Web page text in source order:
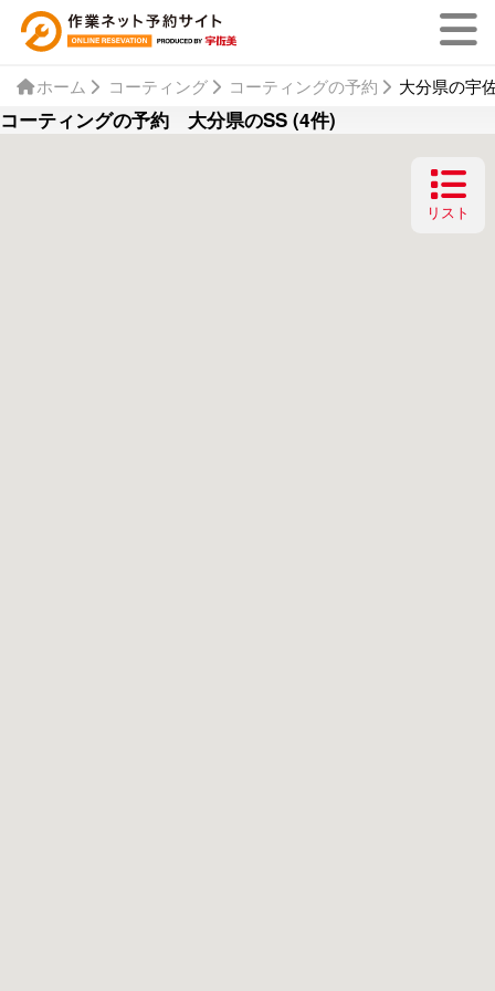
ホーム コーティング コーティングの予約 大分県の宇
コーティングの予約 大分県のSS (4件)
リスト